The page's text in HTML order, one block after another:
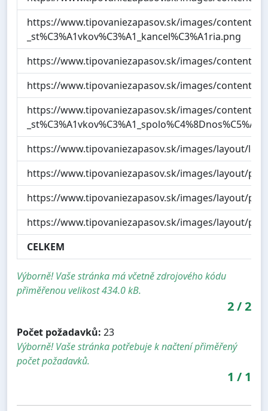
https://www.tipovaniezapasov.sk/images/content/
_st%C3%A1vkov%C3%A1_kancel%C3%A1ria.png
https://www.tipovaniezapasov.sk/images/content/
https://www.tipovaniezapasov.sk/images/content/
https://www.tipovaniezapasov.sk/images/content/
https://www.tipovaniezapasov.sk/images/layout/
https://www.tipovaniezapasov.sk/images/layout/
https://www.tipovaniezapasov.sk/images/layout/
https://www.tipovaniezapasov.sk/images/layout/
CELKEM
Výborně! Vaše stránka má včetně zdrojového kódu
přiměřenou velikost 434.0 kB.
2/2
Počet požadavků: 23
Výborně! Vaše stránka potřebuje k načtení přiměřený
počet požadavků.
1 / 1